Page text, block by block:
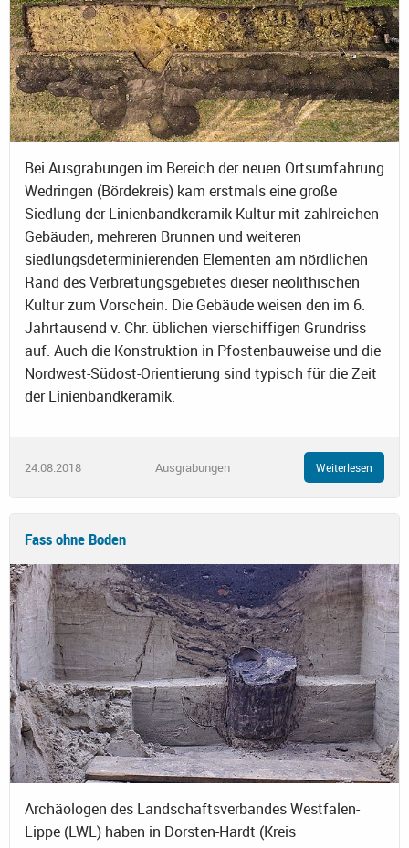
Bei Ausgrabungen im Bereich der neuen Ortsumfahrung
Wedringen (Bördekreis) kam erstmals eine große
Siedlung der Linienbandkeramik-Kultur mit zahlreichen
Gebäuden, mehreren Brunnen und weiteren
siedlungsdeterminierenden Elementen am nördlichen
Rand des Verbreitungsgebietes dieser neolithischen
Kultur zum Vorschein. Die Gebäude weisen den im 6.
Jahrtausend v. Chr. üblichen vierschiffigen Grundriss
auf. Auch die Konstruktion in Pfostenbauweise und die
Nordwest-Südost-Orientierung sind typisch für die Zeit
der Linienbandkeramik.
24.08.2018 Ausgrabungen Weiterlesen
Fass ohne Boden
Archäologen des Landschaftsverbandes Westfalen-
Lippe (LWL) haben in Dorsten-Hardt (Kreis